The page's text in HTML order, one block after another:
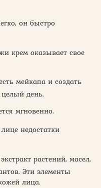
он быстро
крем оказывает свое
мейкапа и создать
день.
мгновенно.
недостатки
растений, масел,
Эти элементы
лица.